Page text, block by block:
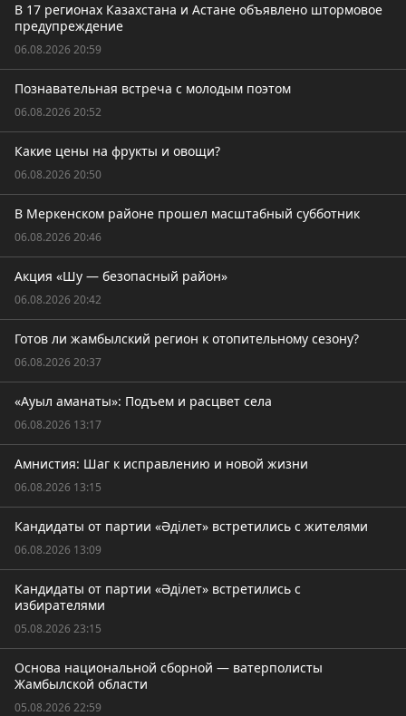
В 17 регионах Казахстана и Астане объявлено штормовое
предупреждение
06.08.2026 20:59
Познавательная встреча с молодым поэтом
06.08.2026 20:52
Какие цены на фрукты и овощи?
06.08.2026 20:50
В Меркенском районе прошел масштабный субботник
06.08.2026 20:46
Акция «Шу — безопасный район»
06.08.2026 20:42
Готов ли жамбылский регион к отопительному сезону?
06.08.2026 20:37
«Ауыл аманаты»: Подъем и расцвет села
06.08.2026 13:17
Амнистия: Шаг к исправлению и новой жизни
06.08.2026 13:15
Кандидаты от партии «Әділет» встретились с жителями
06.08.2026 13:09
Кандидаты от партии «Әділет» встретились с
избирателями
05.08.2026 23:15
Основа национальной сборной — ватерполисты
Жамбылской области
05.08.2026 22:59